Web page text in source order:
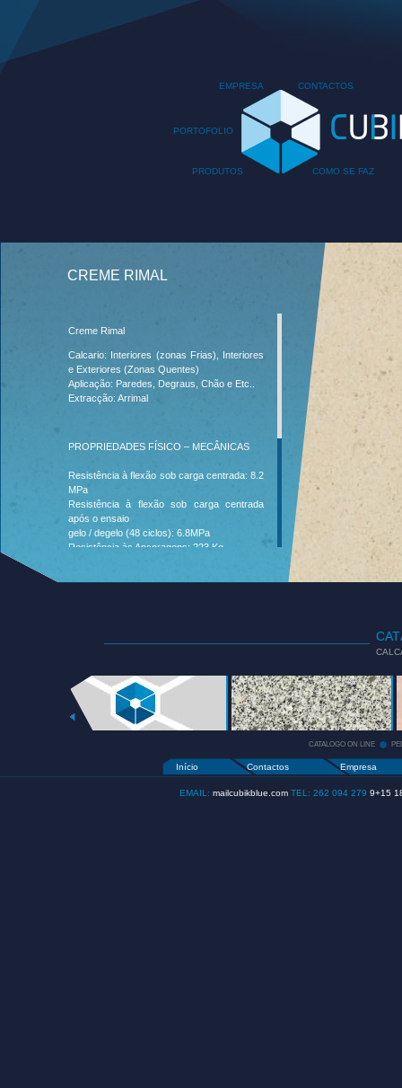
CONTACTOS
EMPRESA
PORTOFOLIO
PRODUTOS COMO SE FAZ
CREME RIMAL
Creme Rimal
Calcario: Interiores (zonas Frias), Interiores
e Exteriores (Zonas Quentes)
Aplicação: Paredes, Degraus, Chão e Etc..
Extracção: Arrimal
PROPRIEDADES FÍSICO – MECÂNICAS
Resistência à flexão sob carga centrada: 8.2
MPa
Resistência à flexão sob carga centrada
após o ensaio
gelo / degelo (48 ciclos): 6.8MPa
Resistência às Ancoragens: 223 Kg
Absorção de Água por Capilaridade:
Resistência ao Envelhecimento por Choque
Térmico: 0.06%
Resistência ao Desgaste por Abrasão: 25.0
mm
Resistência ao Escorregamento:60 USRV
CATALOGO
ON LINE
+
CATALOGO ON LINE
Início Contactos Empresa
EMAIL: mailcubikblue.com TEL: 262 094 279 9+15